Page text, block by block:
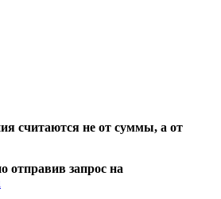
считаются не от суммы, а от
отправив запрос на